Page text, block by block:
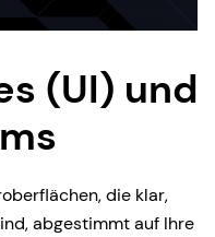
(UI) und
die klar,
abgestimmt auf Ihre